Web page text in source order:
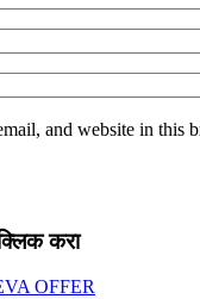
and website in this
करा